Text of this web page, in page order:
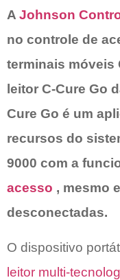
A Johnson
no controle de
terminais móveis
leitor C-Cure Go
Cure Go é um
recursos do
9000 com a
acesso , mesmo
desconectadas.
O dispositivo
leitor multi-